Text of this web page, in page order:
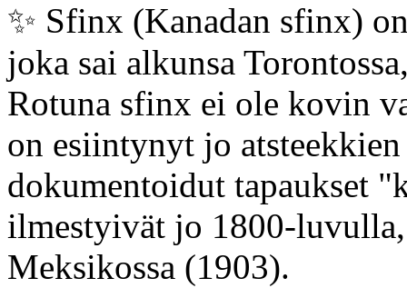
✨️ Sfinx (Kanadan sfinx)
joka sai alkunsa
Rotuna sfinx ei ole kovin
on esiintynyt jo
dokumentoidut tapaukset
ilmestyivät jo 1800-
Meksikossa (1903).